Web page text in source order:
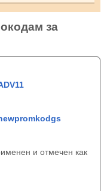
за
и отмечен как